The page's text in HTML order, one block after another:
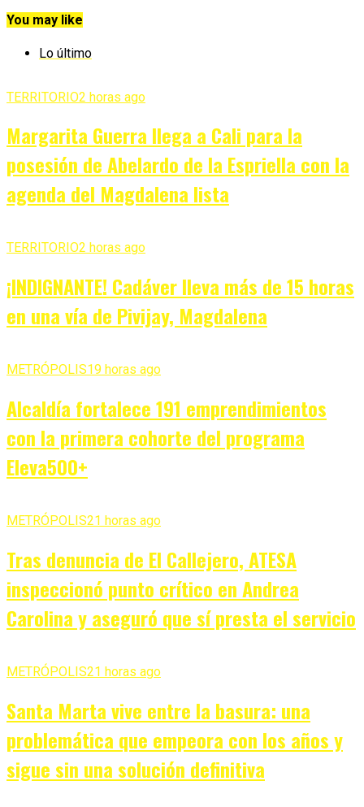
You may like
Lo último
TERRITORIO2 horas ago
Margarita Guerra llega a Cali para la
posesión de Abelardo de la Espriella con la
agenda del Magdalena lista
TERRITORIO2 horas ago
¡INDIGNANTE! Cadáver lleva más de 15 horas
en una vía de Pivijay, Magdalena
METRÓPOLIS19 horas ago
Alcaldía fortalece 191 emprendimientos
con la primera cohorte del programa
Eleva500+
METRÓPOLIS21 horas ago
Tras denuncia de El Callejero, ATESA
inspeccionó punto crítico en Andrea
Carolina y aseguró que sí presta el servicio
METRÓPOLIS21 horas ago
Santa Marta vive entre la basura: una
problemática que empeora con los años y
sigue sin una solución definitiva